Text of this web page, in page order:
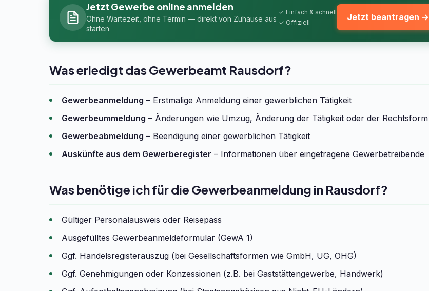
Jetzt Gewerbe online anmelden
Ohne Wartezeit, ohne Termin — direkt von Zuhause aus
starten
✓ Einfach & schnell
✓ Offiziell
Jetzt beantragen →
Was erledigt das Gewerbeamt Rausdorf?
Gewerbeanmeldung – Erstmalige Anmeldung einer gewerblichen Tätigkeit
Gewerbeummeldung – Änderungen wie Umzug, Änderung der Tätigkeit oder der Rechtsform
Gewerbeabmeldung – Beendigung einer gewerblichen Tätigkeit
Auskünfte aus dem Gewerberegister – Informationen über eingetragene Gewerbetreibende
Was benötige ich für die Gewerbeanmeldung in Rausdorf?
Gültiger Personalausweis oder Reisepass
Ausgefülltes Gewerbeanmeldeformular (GewA 1)
Ggf. Handelsregisterauszug (bei Gesellschaftsformen wie GmbH, UG, OHG)
Ggf. Genehmigungen oder Konzessionen (z.B. bei Gaststättengewerbe, Handwerk)